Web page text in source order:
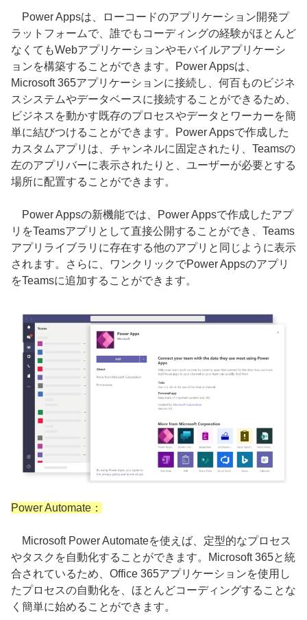
Power Appsは、ローコードのアプリケーション開発プ
ラットフォームで、誰でもコーディングの経験がほとんど
なくてもWebアプリケーションやモバイルアプリケーシ
ョンを構築することができます。Power Appsは、
Microsoft 365アプリケーションに接続し、何百ものビジネ
スシステムやデータベースに接続することができるため、
ビジネスを動かす既存のプロセスやデータとワーカーを簡
単に結びつけることができます。Power Appsで作成した
カスタムアプリは、チャンネルに固定されたり、Teamsの
左のアプリバーに表示されたりと、ユーザーが必要とする
場所に配置することができます。
Power Appsの新機能では、Power Appsで作成したアプ
リをTeamsアプリとして直接公開することができ、Teams
アプリライブラリに存在する他のアプリと同じように表示
されます。さらに、ワンクリックでPower Appsのアプリ
をTeamsに追加することができます。
Power Automate：
Microsoft Power Automateを使えば、定型的なプロセス
やタスクを自動化することができます。Microsoft 365と統
合されているため、Office 365アプリケーションを使用し
たプロセスの自動化を、ほとんどコーディングすることな
く簡単に始めることができます。